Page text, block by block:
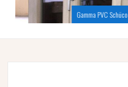
Gamma PVC Schüco